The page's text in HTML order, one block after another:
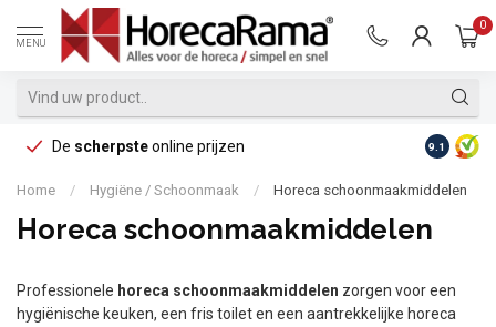
MENU
0
De scherpsteonline prijzen Op
9.1
Home / Hygiëne / Schoonmaak / Horeca schoonmaakmiddelen
Horeca schoonmaakmiddelen
Professionele horeca schoonmaakmiddelen zorgen voor een
hygiënische keuken, een fris toilet en een aantrekkelijke horeca